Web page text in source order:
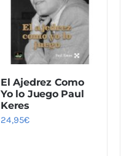
El Ajedrez Como
Yo lo Juego Paul
Keres
24,95€